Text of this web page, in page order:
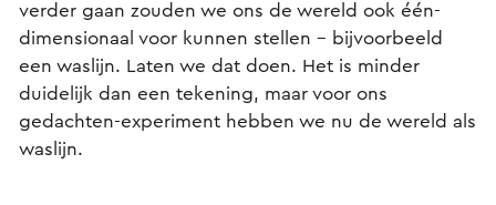
verder gaan zouden we ons de wereld ook één-
dimensionaal voor kunnen stellen – bijvoorbeeld
een waslijn. Laten we dat doen. Het is minder
duidelijk dan een tekening, maar voor ons
gedachten-experiment hebben we nu de wereld als
waslijn.